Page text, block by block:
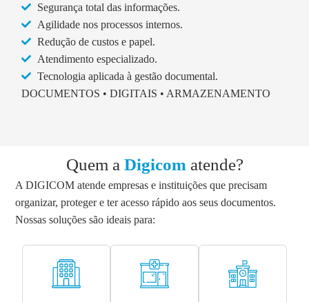
Segurança total das informações.
Agilidade nos processos internos.
Redução de custos e papel.
Atendimento especializado.
Tecnologia aplicada à gestão documental.
DOCUMENTOS • DIGITAIS • ARMAZENAMENTO
Quem a Digicom atende?
A DIGICOM atende empresas e instituições que precisam
organizar, proteger e ter acesso rápido aos seus documentos.
Nossas soluções são ideais para: